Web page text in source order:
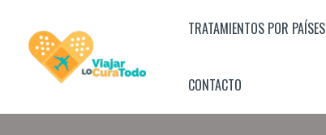
contenido
TRATAMIENTOS POR PAÍSES
CONTACTO